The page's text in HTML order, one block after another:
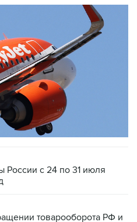
с 24 по 31 июля
товарооборота РФ и